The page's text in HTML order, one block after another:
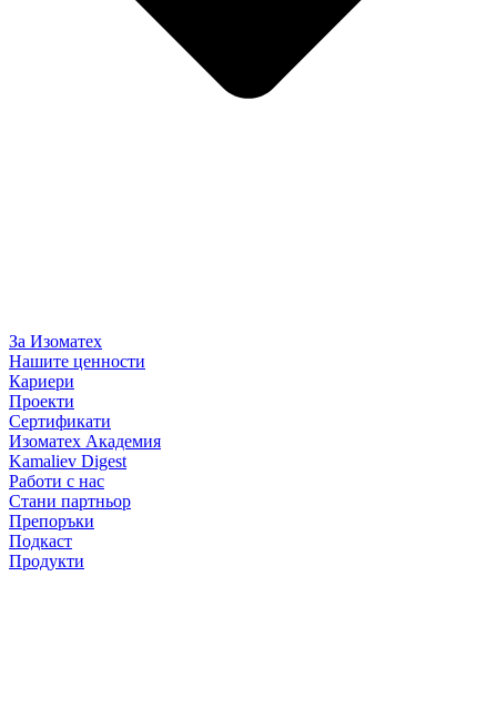
За Изоматех
Нашите ценности
Кариери
Проекти
Сертификати
Изоматех Академия
Kamaliev Digest
Работи с нас
Стани партньор
Препоръки
Подкаст
Продукти